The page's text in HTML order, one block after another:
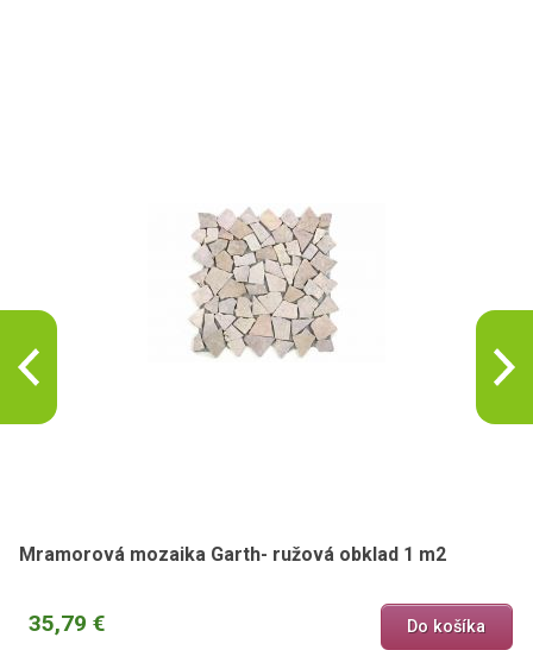
Mramorová mozaika Garth- ružová obklad 1 m2
35,79 € Do košíka